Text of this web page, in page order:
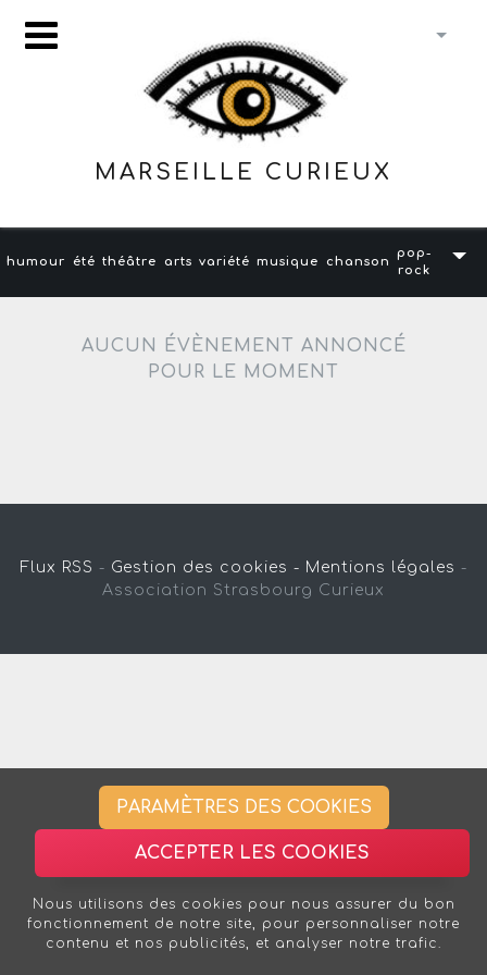
MARSEILLE CURIEUX
humour été théâtre arts variété musique chanson
pop-
rock
AUCUN ÉVÈNEMENT ANNONCÉ
POUR LE MOMENT
Flux RSS - Gestion des cookies - Mentions légales -
Association Strasbourg Curieux
PARAMÈTRES DES COOKIES
ACCEPTER LES COOKIES
Nous utilisons des cookies pour nous assurer du bon
fonctionnement de notre site, pour personnaliser notre
contenu et nos publicités, et analyser notre trafic.